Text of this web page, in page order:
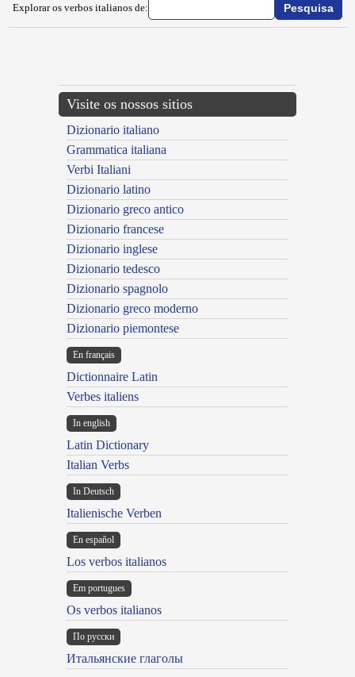
Explorar os verbos italianos de:
Visite os nossos sitios
Dizionario italiano
Grammatica italiana
Verbi Italiani
Dizionario latino
Dizionario greco antico
Dizionario francese
Dizionario inglese
Dizionario tedesco
Dizionario spagnolo
Dizionario greco moderno
Dizionario piemontese
En français
Dictionnaire Latin
Verbes italiens
In english
Latin Dictionary
Italian Verbs
In Deutsch
Italienische Verben
En español
Los verbos italianos
Em portugues
Os verbos italianos
По русски
Итальянские глаголы